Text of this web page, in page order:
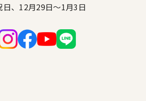
、12月29日～1月3日